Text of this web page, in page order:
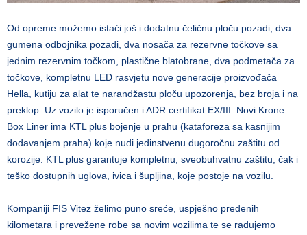
Od opreme možemo istaći još i dodatnu čeličnu ploču pozadi, dva
gumena odbojnika pozadi, dva nosača za rezervne točkove sa
jednim rezervnim točkom, plastične blatobrane, dva podmetača za
točkove, kompletnu LED rasvjetu nove generacije proizvođača
Hella, kutiju za alat te narandžastu ploču upozorenja, bez broja i na
preklop. Uz vozilo je isporučen i ADR certifikat EX/III. Novi Krone
Box Liner ima KTL plus bojenje u prahu (kataforeza sa kasnijim
dodavanjem praha) koje nudi jedinstvenu dugoročnu zaštitu od
korozije. KTL plus garantuje kompletnu, sveobuhvatnu zaštitu, čak i
teško dostupnih uglova, ivica i šupljina, koje postoje na vozilu.
Kompaniji FIS Vitez želimo puno sreće, uspješno pređenih
kilometara i prevežene robe sa novim vozilima te se radujemo